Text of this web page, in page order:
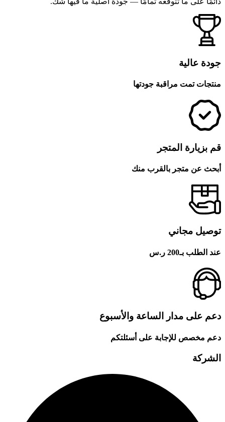
جودة عالية
منتجات تمت مراقبة جودتها
قم بزيارة المتجر
أبحث عن متجر بالقرب منك
توصيل مجاني
عند الطلب بـ200 ر.س
دعم على مدار الساعة والأسبوع
دعم مخصص للإجابة على أسئلتكم
الشركة